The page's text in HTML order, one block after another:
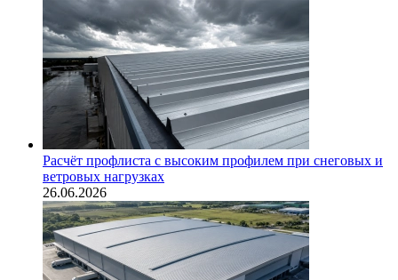
Расчёт профлиста с высоким профилем при снеговых и
ветровых нагрузках
26.06.2026